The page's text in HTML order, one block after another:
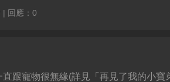
| 回應：0
跟寵物很無緣(詳見「再見了我的小